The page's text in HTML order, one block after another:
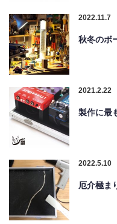
2022.11.7
秋冬のボ
2021.2.22
製作に最
2022.5.10
厄介極ま